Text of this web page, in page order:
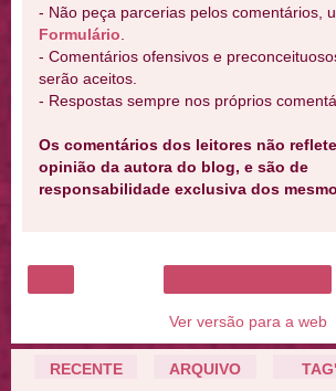
- Não peça parcerias pelos comentários,
Formulário
- Comentários ofensivos e
serão aceitos.
- Respostas sempre nos próprios
Os comentários dos leitores não
opinião da autora do blog, e são de
responsabilidade exclusiva dos
Ver versão para a web
RECENTE ARQUIVO